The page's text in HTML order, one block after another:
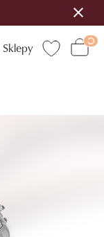
Sklepy